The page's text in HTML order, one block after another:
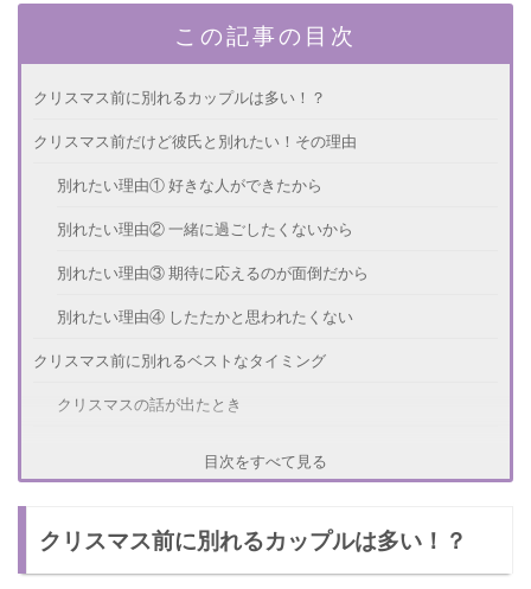
この記事の目次
クリスマス前に別れるカップルは多い！？
クリスマス前だけど彼氏と別れたい！その理由
別れたい理由① 好きな人ができたから
別れたい理由② 一緒に過ごしたくないから
別れたい理由③ 期待に応えるのが面倒だから
別れたい理由④ したたかと思われたくない
クリスマス前に別れるベストなタイミング
クリスマスの話が出たとき
モヤモヤしたままクリスマスを迎えたくない！
クリスマス前に終止符を打とう
目次をすべて見る
クリスマス前に別れるカップルは多い！？